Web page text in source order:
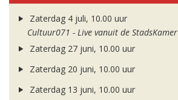
Zaterdag 4 juli, 10.00 uur
Cultuur071 - Live vanuit de StadsKamer
Zaterdag 27 juni, 10.00 uur
Zaterdag 20 juni, 10.00 uur
Zaterdag 13 juni, 10.00 uur